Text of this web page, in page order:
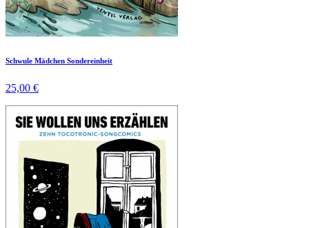
Schwule Mädchen Sondereinheit
25,00 €